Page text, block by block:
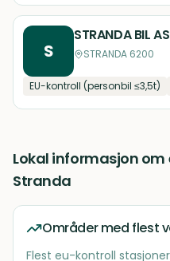
S
STRANDA BIL AS
STRANDA 6200
EU-kontroll (personbil ≤3,5t)
Lokal informasjon om
Stranda
Områder med flest
Flest eu-kontroll stasjoner